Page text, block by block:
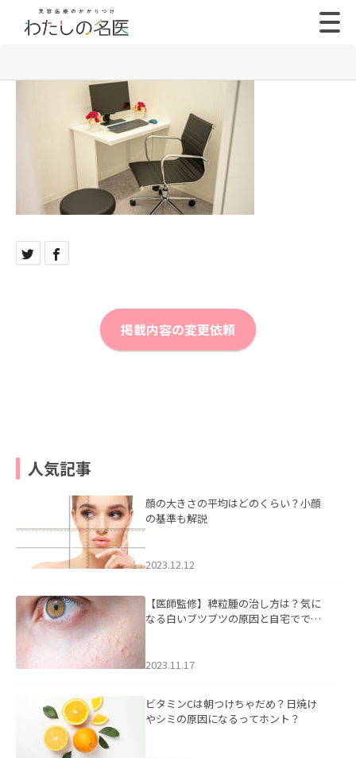
掲載内容の変更依頼
人気記事
顔の大きさの平均はどのくらい？小顔
の基準も解説
2023.12.12
【医師監修】稗粒腫の治し方は？気に
なる白いブツブツの原因と自宅ででき
2023.11.17
ビタミンCは朝つけちゃだめ？日焼け
やシミの原因になるってホント？